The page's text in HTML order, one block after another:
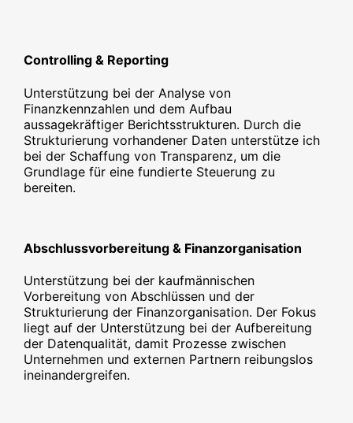
Controlling & Reporting
Unterstützung bei der Analyse von
Finanzkennzahlen und dem Aufbau
aussagekräftiger Berichtsstrukturen. Durch die
Strukturierung vorhandener Daten unterstütze ich
bei der Schaffung von Transparenz, um die
Grundlage für eine fundierte Steuerung zu
bereiten.
Abschlussvorbereitung & Finanzorganisation
Unterstützung bei der kaufmännischen
Vorbereitung von Abschlüssen und der
Strukturierung der Finanzorganisation. Der Fokus
liegt auf der Unterstützung bei der Aufbereitung
der Datenqualität, damit Prozesse zwischen
Unternehmen und externen Partnern reibungslos
ineinandergreifen.